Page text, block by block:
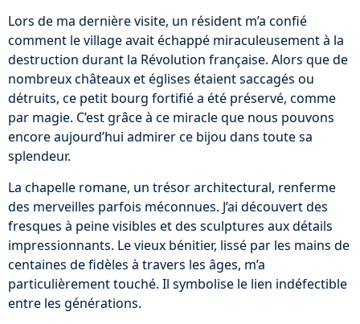
Lors de ma dernière visite, un résident m’a confié
comment le village avait échappé miraculeusement à la
destruction durant la Révolution française. Alors que de
nombreux châteaux et églises étaient saccagés ou
détruits, ce petit bourg fortifié a été préservé, comme
par magie. C’est grâce à ce miracle que nous pouvons
encore aujourd’hui admirer ce bijou dans toute sa
splendeur.
La chapelle romane, un trésor architectural, renferme
des merveilles parfois méconnues. J’ai découvert des
fresques à peine visibles et des sculptures aux détails
impressionnants. Le vieux bénitier, lissé par les mains de
centaines de fidèles à travers les âges, m’a
particulièrement touché. Il symbolise le lien indéfectible
entre les générations.